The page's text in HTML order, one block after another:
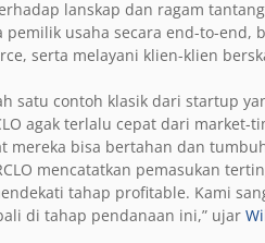
lanskap dan ragam
pemilik usaha secara end-to-end,
serta melayani klien-klien
satu contoh klasik dari startup
agak terlalu cepat dari
mereka bisa bertahan dan
mencatatkan pemasukan
tahap profitable. Kami
di tahap pendanaan ini,” ujar